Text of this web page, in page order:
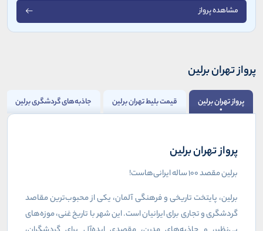
مشاهده پرواز
پرواز تهران برلین
پرواز تهران برلین قیمت بلیط تهران برلین جاذبه‌های گردشگری برلین
پرواز تهران برلین
برلین مقصد ۱۰۰ ساله ایرانی‌هاست!
برلین، پایتخت تاریخی و فرهنگی آلمان، یکی از محبوب‌ترین مقاصد
گردشگری و تجاری برای ایرانیان است. این شهر با تاریخ غنی، موزه‌های